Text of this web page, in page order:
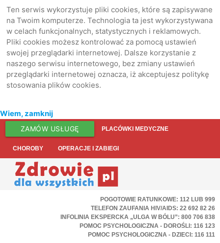
Ten serwis wykorzystuje pliki cookies, które są zapisywane
na Twoim komputerze. Technologia ta jest wykorzystywana
w celach funkcjonalnych, statystycznych i reklamowych.
Pliki cookies możesz kontrolować za pomocą ustawień
swojej przeglądarki internetowej. Dalsze korzystanie z
naszego serwisu internetowego, bez zmiany ustawień
przeglądarki internetowej oznacza, iż akceptujesz politykę
stosowania plików cookies.
Wiem, zamknij
ZAMÓW USŁUGĘ PLACÓWKI MEDYCZNE
CHOROBY OPERACJE I ZABIEGI
POGOTOWIE RATUNKOWE: 112 LUB 999
TELEFON ZAUFANIA HIV/AIDS: 22 692 82 26
INFOLINIA EKSPERCKA „ULGA W BÓLU”: 800 706 838
POMOC PSYCHOLOGICZNA - DOROŚLI: 116 123
POMOC PSYCHOLOGICZNA - DZIECI: 116 111